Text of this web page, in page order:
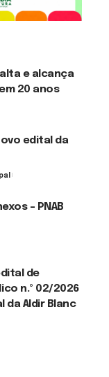
e alcança
20 anos
edital da
– PNAB
de
n.º 02/2026
da Aldir Blanc